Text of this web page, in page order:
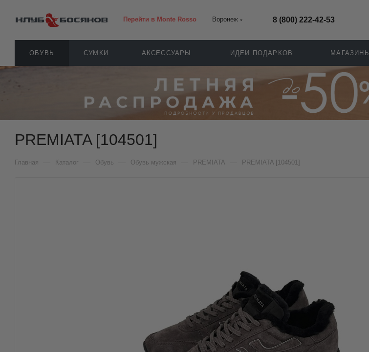
Перейти в Monte Rosso Воронеж 8 (800) 222-42-53
ОБУВЬ СУМКИ АКСЕССУАРЫ ИДЕИ ПОДАРКОВ МАГАЗИНЫ
PREMIATA [104501]
Главная Каталог Обувь Обувь мужская PREMIATA PREMIATA [104501]